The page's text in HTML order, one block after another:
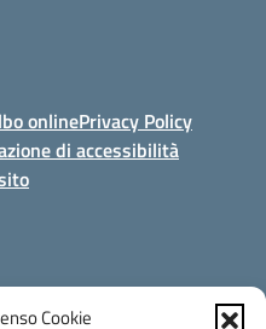
Cookie
onlinePrivacy Policy
di accessibilità